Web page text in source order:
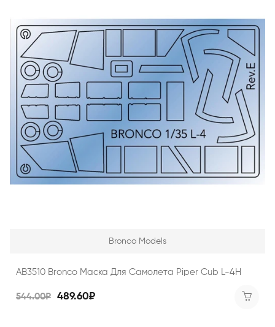
Bronco Models
AB3510 Bronco Маска Для Самолета Piper Cub L-4H
544.00₽ 489.60₽